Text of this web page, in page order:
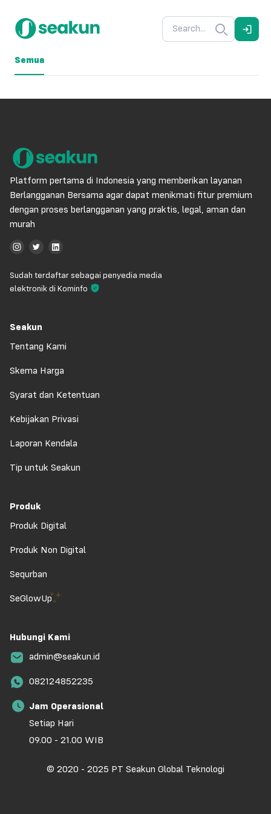
Semua
Platform pertama di Indonesia yang memberikan layanan
Berlangganan Bersama agar dapat menikmati fitur premium
dengan proses berlangganan yang praktis, legal, aman dan
murah
Sudah terdaftar sebagai penyedia media
elektronik di Kominfo
Seakun
Tentang Kami
Skema Harga
Syarat dan Ketentuan
Kebijakan Privasi
Laporan Kendala
Tip untuk Seakun
Produk
Produk Digital
Produk Non Digital
Sequrban
SeGlowUp
Hubungi Kami
admin@seakun.id
082124852235
Jam Operasional
Setiap Hari
09.00 - 21.00 WIB
© 2020 - 2025 PT Seakun Global Teknologi